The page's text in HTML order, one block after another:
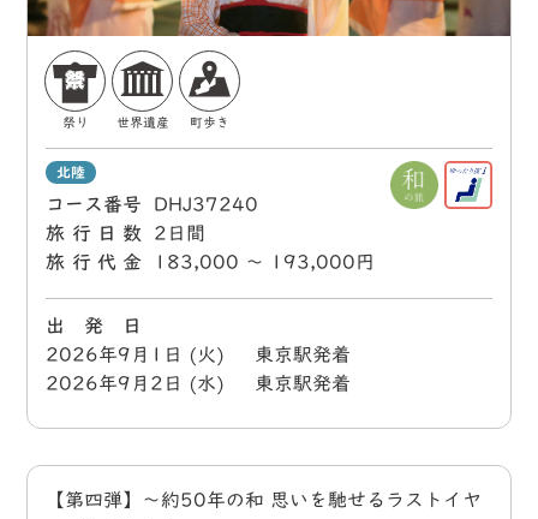
祭り 世界遺産 町歩き
北陸
コース番号
DHJ37240
旅行日数
2日間
旅行代金
183,000 〜 193,000円
出 発 日
2026年9月1日 (火) 東京駅発着
2026年9月2日 (水) 東京駅発着
【第四弾】～約50年の和 思いを馳せるラストイヤ